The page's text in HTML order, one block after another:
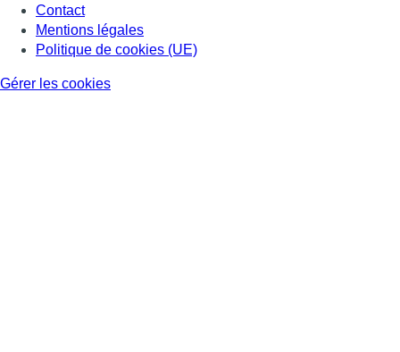
Contact
Mentions légales
Politique de cookies (UE)
Gérer les cookies